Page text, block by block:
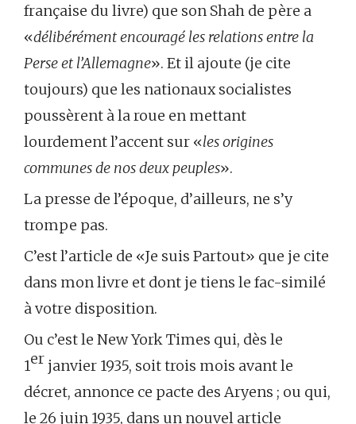
française du livre) que son Shah de père a
«délibérément encouragé les relations entre la
Perse et l’Allemagne». Et il ajoute (je cite
toujours) que les nationaux socialistes
poussèrent à la roue en mettant
lourdement l’accent sur «les origines
communes de nos deux peuples».
La presse de l’époque, d’ailleurs, ne s’y
trompe pas.
C’est l’article de «Je suis Partout» que je cite
dans mon livre et dont je tiens le fac-similé
à votre disposition.
Ou c’est le New York Times qui, dès le
1er janvier 1935, soit trois mois avant le
décret, annonce ce pacte des Aryens ; ou qui,
le 26 juin 1935, dans un nouvel article